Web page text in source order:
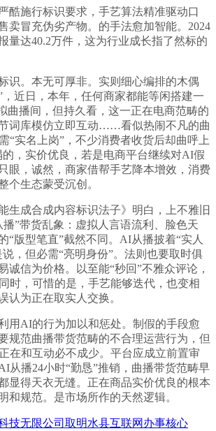
施行标识要求，手艺算法精准驱动口
卖冒充伪劣产物。的手法愈加智能。2024
量达40.2万件，这为行业成长指了然标的
。本无可厚非。实则细心编排的木偶
近日，本年，任何商家都能等闲搭建一
曲播间，但持久看，这一正在电商范畴的
词库模仿立即互动……看似热闹不凡的曲
“实名上岗”，不少消费者收货后却曲呼上
，实价优良，若是电商平台继续对AI假
眼，诚然，商家借帮手艺降本增效，消费
个生态蒙受沉创。
成合成内容标识法子》明白，上不雅旧
”带货乱象：虚拟人言语流利、脸色天
“版型笔直”截然不同。AI从播披着“实人
，但必需“亮明身份”。法则也要取时俱
诚信为价格。以至能“秒回”不雅众评论，
时，可惜的是，手艺能够迭代，也变相
认为正在取实人交换。
AI的行为加以和惩处。制假的手段愈
规范曲播带货范畴的不合理运营行为，但
在和互动必不成少。平台应成立前置审
从播24小时“勤恳”推销，曲播带货范畴早
显得天衣无缝。正在商品实价优良的根本
和规范。是市场所作的天然逻辑。
技无限公司取明水县互联网办事核心